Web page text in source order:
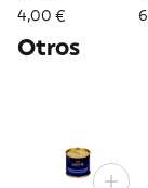
4,00 €
Otros